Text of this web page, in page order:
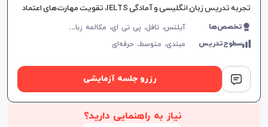
تجربه تدریس زبان انگلیسی و آمادگی IELTS، تقویت مهارت‌های اعتماد
به نفس، مکالمه و گرامر، ارتباط موثر و یادگیری لذت‌ب
تخصص‌ها آ
یلتس، تافل، پی تی ای، مکالمه زبان انگلیسی، گرامر زبان انگلیسی، زبان انگلیسی تجاری، زبان انگلیسی آمریکایی، زبان انگلیسی کنکور ارشد، دولینگو، زبان انگلیسی عمومی، زبان انگلیسی کانادایی
سطوح‌تدریس مبتدی، متوسط،حرفه‌ای
رزرو جلسه آزمایشی
نیاز به راهنمایی دارید؟